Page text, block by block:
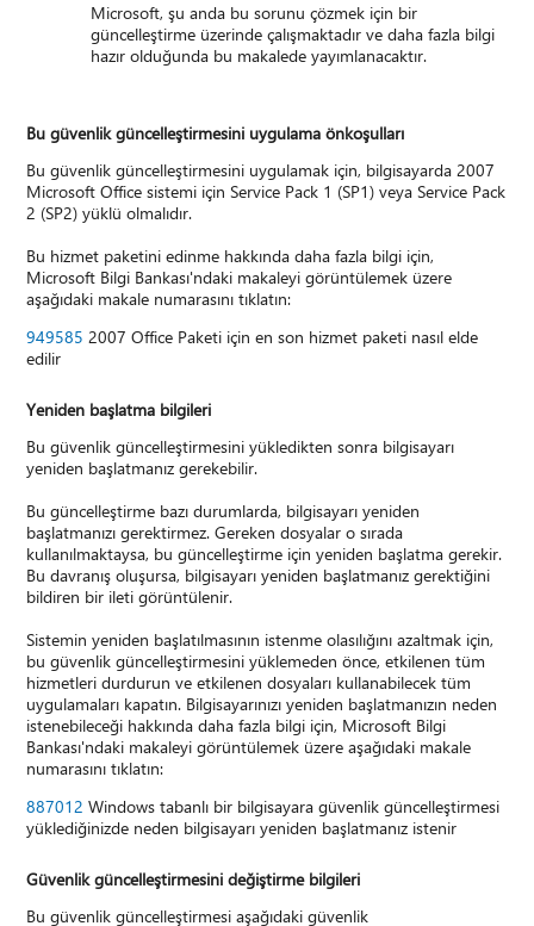
Microsoft, şu anda bu sorunu çözmek için bir
güncelleştirme üzerinde çalışmaktadır ve daha fazla bilgi
hazır olduğunda bu makalede yayımlanacaktır.
Bu güvenlik güncelleştirmesini uygulama önkoşulları
Bu güvenlik güncelleştirmesini uygulamak için, bilgisayarda 2007
Microsoft Office sistemi için Service Pack 1 (SP1) veya Service Pack
2 (SP2) yüklü olmalıdır.
Bu hizmet paketini edinme hakkında daha fazla bilgi için,
Microsoft Bilgi Bankası'ndaki makaleyi görüntülemek üzere
aşağıdaki makale numarasını tıklatın:
949585 2007 Office Paketi için en son hizmet paketi nasıl elde
edilir
Yeniden başlatma bilgileri
Bu güvenlik güncelleştirmesini yükledikten sonra bilgisayarı
yeniden başlatmanız gerekebilir.
Bu güncelleştirme bazı durumlarda, bilgisayarı yeniden
başlatmanızı gerektirmez. Gereken dosyalar o sırada
kullanılmaktaysa, bu güncelleştirme için yeniden başlatma gerekir.
Bu davranış oluşursa, bilgisayarı yeniden başlatmanız gerektiğini
bildiren bir ileti görüntülenir.
Sistemin yeniden başlatılmasının istenme olasılığını azaltmak için,
bu güvenlik güncelleştirmesini yüklemeden önce, etkilenen tüm
hizmetleri durdurun ve etkilenen dosyaları kullanabilecek tüm
uygulamaları kapatın. Bilgisayarınızı yeniden başlatmanızın neden
istenebileceği hakkında daha fazla bilgi için, Microsoft Bilgi
Bankası'ndaki makaleyi görüntülemek üzere aşağıdaki makale
numarasını tıklatın:
887012 Windows tabanlı bir bilgisayara güvenlik güncelleştirmesi
yüklediğinizde neden bilgisayarı yeniden başlatmanız istenir
Güvenlik güncelleştirmesini değiştirme bilgileri
Bu güvenlik güncelleştirmesi aşağıdaki güvenlik